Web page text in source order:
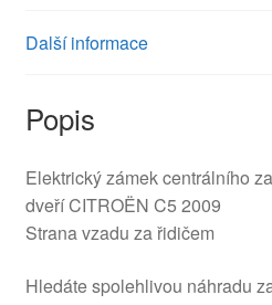
Další informace
Popis
Elektrický zámek centrálního
dveří CITROËN C5 2009
Strana vzadu za řidičem
Hledáte spolehlivou náhradu